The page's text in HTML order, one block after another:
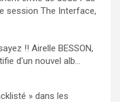
session The Interface,
!! Airelle BESSON,
d'un nouvel alb...
» dans les